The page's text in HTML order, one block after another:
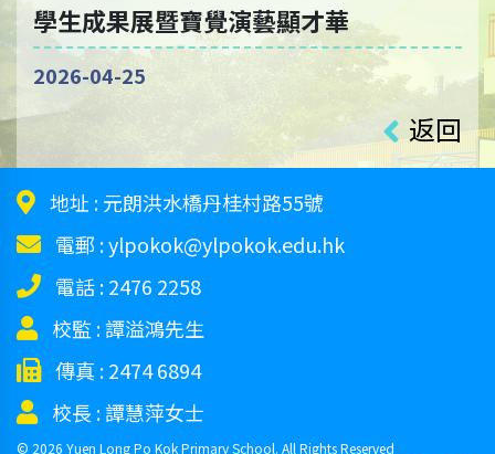
學生成果展暨寶覺演藝顯才華
2026-04-25
返回
地址 :元朗洪水橋丹桂村路55號
電郵 :ylpokok@ylpokok.edu.hk
電話 :2476 2258
校監 :譚溢鴻先生
傳真 :2474 6894
校長 :譚慧萍女士
© 2026 Yuen Long Po Kok Primary School. All Rights Reserved